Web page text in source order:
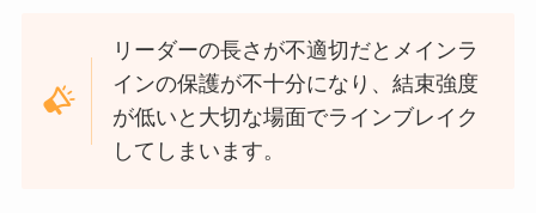
リーダーの長さが不適切だとメインラ
インの保護が不十分になり、結束強度
が低いと大切な場面でラインブレイク
してしまいます。